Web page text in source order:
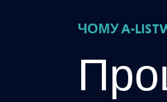
ЧОМУ A-